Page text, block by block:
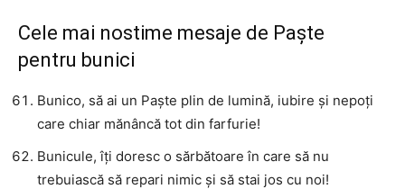
Cele mai nostime mesaje de Paște
pentru bunici
Bunico, să ai un Paște plin de lumină, iubire și nepoți
care chiar mănâncă tot din farfurie!
Bunicule, îți doresc o sărbătoare în care să nu
trebuiască să repari nimic și să stai jos cu noi!